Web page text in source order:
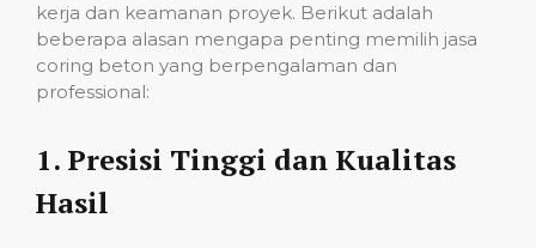
kerja dan keamanan proyek. Berikut adalah
beberapa alasan mengapa penting memilih jasa
coring beton yang berpengalaman dan
professional:
1. Presisi Tinggi dan Kualitas
Hasil